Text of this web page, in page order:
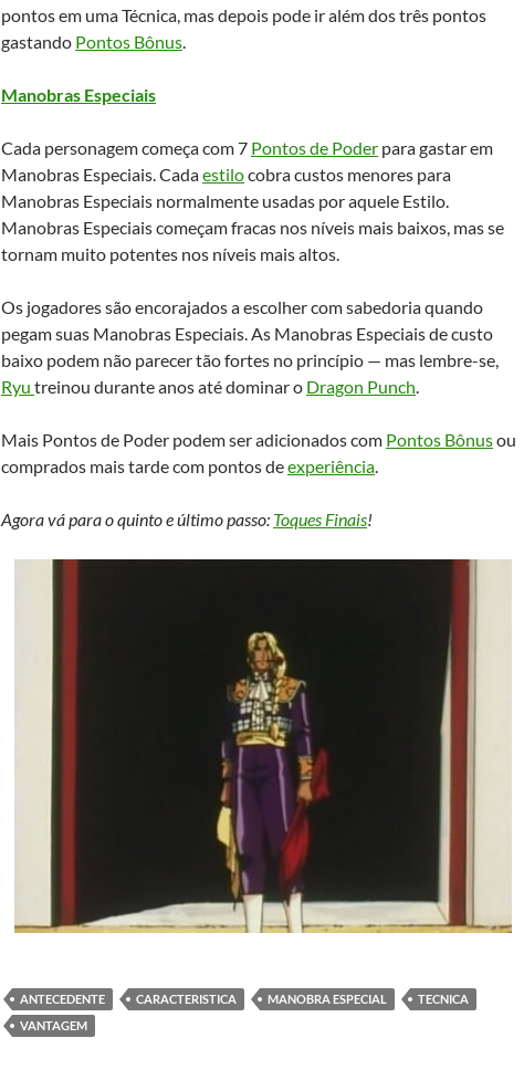
pontos em uma Técnica, mas depois pode ir além dos três pontos
gastando Pontos Bônus.
Manobras Especiais
Cada personagem começa com 7 Pontos de Poder para gastar em
Manobras Especiais. Cadaestilocobra custos menores para
Manobras Especiais normalmente usadas por aquele Estilo.
Manobras Especiais começam fracas nos níveis mais baixos, mas se
tornam muito potentes nos níveis mais altos.
Os jogadores são encorajados a escolher com sabedoria quando
pegam suas Manobras Especiais. As Manobras Especiais de custo
baixo podem não parecer tão fortes no princípio — mas lembre-se,
Ryu treinou durante anos até dominar o Dragon Punch.
Mais Pontos de Poder podem ser adicionados com Pontos Bônusou
comprados mais tarde com pontos deexperiência.
Agora vá para o quinto e último passo: Toques Finais!
ANTECEDENTE CARACTERISTICA MANOBRA ESPECIAL
TECNICA
VANTAGEM